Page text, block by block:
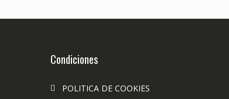
Condiciones
POLITICA DE COOKIES